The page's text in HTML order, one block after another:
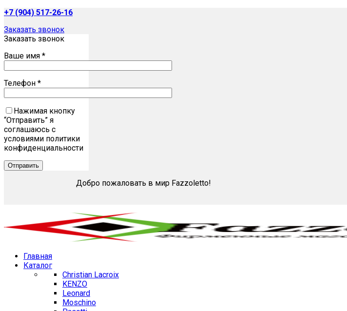
+7 (904) 517-26-16
Заказать звонок
Заказать звонок
Ваше имя *
Телефон *
Нажимая кнопку
“Отправить” я
соглашаюсь с
условиями политики
конфиденциальности
Добро пожаловать в мир Fazzoletto!
Главная
Каталог
Christian Lacroix
KENZO
Leonard
Moschino